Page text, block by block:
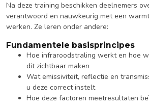
Na deze training beschikken deelnemers
verantwoord en nauwkeurig met een
werken. Ze leren onder andere:
Fundamentele basisprincipes
Hoe infraroodstraling werkt en hoe
dit zichtbaar maken
Wat emissiviteit, reflectie en
u deze correct instelt
Hoe deze factoren meetresultaten